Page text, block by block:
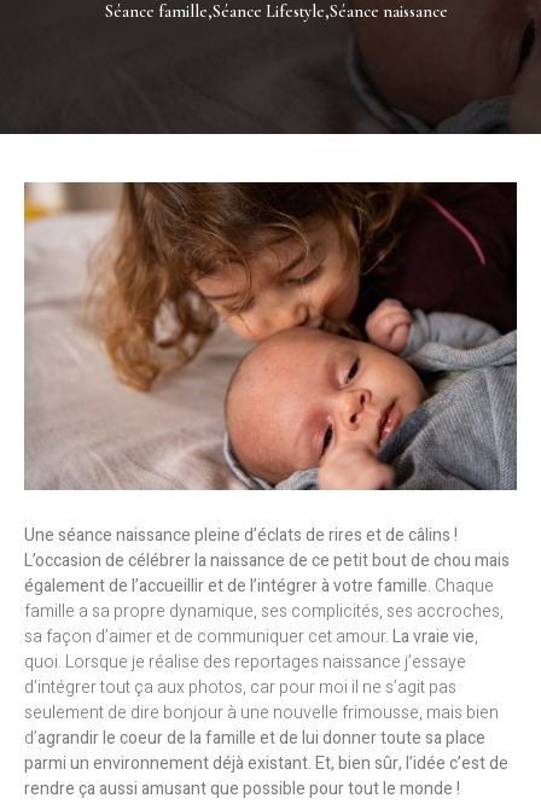
Séance famille,Séance Lifestyle,Séance naissance
Une séance naissance pleine d’éclats de rires et de câlins !
L’occasion de célébrer la naissance de ce petit bout de chou mais
également de l’accueillir et de l’intégrer à votre famille. Chaque
famille a sa propre dynamique, ses complicités, ses accroches,
sa façon d’aimer et de communiquer cet amour.La vraie vie,
quoi. Lorsque je réalise des reportages naissance j’essaye
d’intégrer tout ça aux photos, car pour moi il ne s’agit pas
seulement de dire bonjour à une nouvelle frimousse, mais bien
d’agrandir le coeur de la famille et de lui donner toute sa place
parmi un environnement déjà existant.Et, bien sûr, l’idée c’est de
rendre ça aussi amusant que possible pour tout le monde !